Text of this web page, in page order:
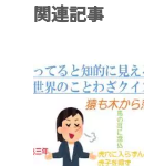
関連記事